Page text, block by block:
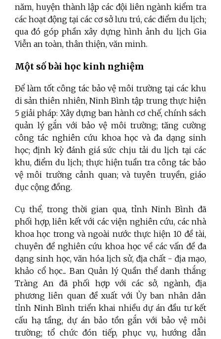
năm, huyện thành lập các đội liên ngành kiểm tra
các hoạt động tại các cơ sở lưu trú, các điểm du lịch;
qua đó góp phần xây dựng hình ảnh du lịch Gia
Viễn an toàn, thân thiện, văn minh.
Một số bài học kinh nghiệm
Để làm tốt công tác bảo vệ môi trường tại các khu
di sản thiên nhiên, Ninh Bình tập trung thực hiện
5 giải pháp: Xây dựng ban hành cơ chế, chính sách
quản lý gắn với bảo vệ môi trường; tăng cường
công tác nghiên cứu khoa học và đa dạng sinh
học; định kỳ đánh giá sức chịu tải du lịch tại các
khu, điểm du lịch; thực hiện tuần tra công tác bảo
vệ môi trường cảnh quan; và tuyên truyền, giáo
dục cộng đồng.
Cụ thể, trong thời gian qua, tỉnh Ninh Bình đã
phối hợp, liên kết với các viện nghiên cứu, các nhà
khoa học trong và ngoài nước thực hiện 10 đề tài,
chuyên đề nghiên cứu khoa học về các vấn đề đa
dạng sinh học, văn hóa lịch sử, địa chất - địa mạo,
khảo cổ học... Ban Quản lý Quần thể danh thắng
Tràng An đã phối hợp với các sở, ngành, địa
phương liên quan đề xuất với Ủy ban nhân dân
tỉnh Ninh Bình triển khai nhiều dự án đầu tư kết
cấu hạ tầng, dự án bảo tồn gắn với bảo vệ môi
trường; tổ chức đón tiếp, phục vụ, hướng dẫn